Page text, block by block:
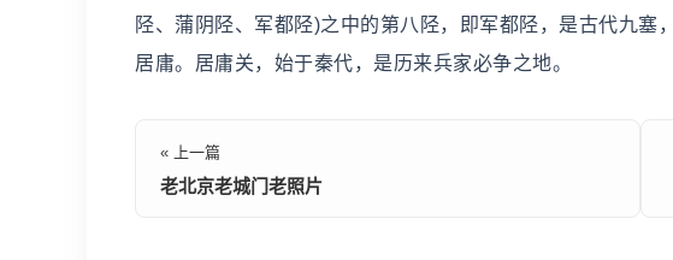
陉、蒲阴陉、军都陉)之中的第八陉，即军都陉，是古代九塞
居庸。居庸关，始于秦代，是历来兵家必争之地。
« 上一篇
老北京老城门老照片